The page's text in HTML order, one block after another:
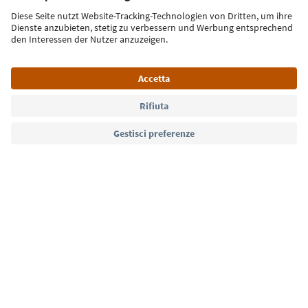
Iscriviti alla newsletter